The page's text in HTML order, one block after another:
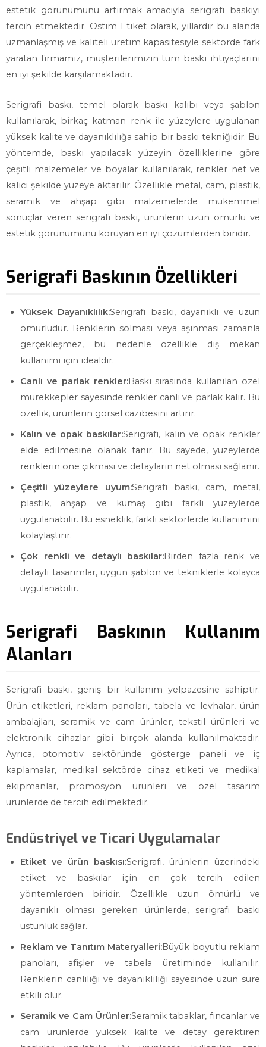
estetik görünümünü artırmak amacıyla serigrafi baskıyı
tercih etmektedir. Ostim Etiket olarak, yıllardır bu alanda
uzmanlaşmış ve kaliteli üretim kapasitesiyle sektörde fark
yaratan firmamız, müşterilerimizin tüm baskı ihtiyaçlarını
en iyi şekilde karşılamaktadır.
Serigrafi baskı, temel olarak baskı kalıbı veya şablon
kullanılarak, birkaç katman renk ile yüzeylere uygulanan
yüksek kalite ve dayanıklılığa sahip bir baskı tekniğidir. Bu
yöntemde, baskı yapılacak yüzeyin özelliklerine göre
çeşitli malzemeler ve boyalar kullanılarak, renkler net ve
kalıcı şekilde yüzeye aktarılır. Özellikle metal, cam, plastik,
seramik ve ahşap gibi malzemelerde mükemmel
sonuçlar veren serigrafi baskı, ürünlerin uzun ömürlü ve
estetik görünümünü koruyan en iyi çözümlerden biridir.
Serigrafi Baskının Özellikleri
Yüksek Dayanıklılık:Serigrafi baskı, dayanıklı ve uzun
ömürlüdür. Renklerin solması veya aşınması zamanla
gerçekleşmez, bu nedenle özellikle dış mekan
kullanımı için idealdir.
Canlı ve parlak renkler:Baskı sırasında kullanılan özel
mürekkepler sayesinde renkler canlı ve parlak kalır. Bu
özellik, ürünlerin görsel cazibesini artırır.
Kalın ve opak baskılar:Serigrafi, kalın ve opak renkler
elde edilmesine olanak tanır. Bu sayede, yüzeylerde
renklerin öne çıkması ve detayların net olması sağlanır.
Çeşitli yüzeylere uyum:Serigrafi baskı, cam, metal,
plastik, ahşap ve kumaş gibi farklı yüzeylerde
uygulanabilir. Bu esneklik, farklı sektörlerde kullanımını
kolaylaştırır.
Çok renkli ve detaylı baskılar:Birden fazla renk ve
detaylı tasarımlar, uygun şablon ve tekniklerle kolayca
uygulanabilir.
Serigrafi Baskının Kullanım
Alanları
Serigrafi baskı, geniş bir kullanım yelpazesine sahiptir.
Ürün etiketleri, reklam panoları, tabela ve levhalar, ürün
ambalajları, seramik ve cam ürünler, tekstil ürünleri ve
elektronik cihazlar gibi birçok alanda kullanılmaktadır.
Ayrıca, otomotiv sektöründe gösterge paneli ve iç
kaplamalar, medikal sektörde cihaz etiketi ve medikal
ekipmanlar, promosyon ürünleri ve özel tasarım
ürünlerde de tercih edilmektedir.
Endüstriyel ve Ticari Uygulamalar
Etiket ve ürün baskısı:Serigrafi, ürünlerin üzerindeki
etiket ve baskılar için en çok tercih edilen
yöntemlerden biridir. Özellikle uzun ömürlü ve
dayanıklı olması gereken ürünlerde, serigrafi baskı
üstünlük sağlar.
Reklam ve Tanıtım Materyalleri:Büyük boyutlu reklam
panoları, afişler ve tabela üretiminde kullanılır.
Renklerin canlılığı ve dayanıklılığı sayesinde uzun süre
etkili olur.
Seramik ve Cam Ürünler:Seramik tabaklar, fincanlar ve
cam ürünlerde yüksek kalite ve detay gerektiren